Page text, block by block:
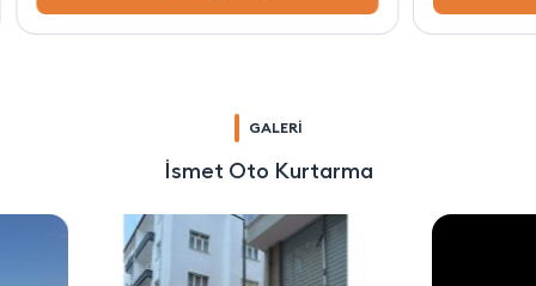
GALERİ
İsmet Oto Kurtarma